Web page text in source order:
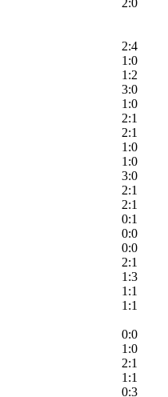
2:0
2:4
1:0
1:2
3:0
1:0
2:1
2:1
1:0
1:0
3:0
2:1
2:1
0:1
0:0
0:0
2:1
1:3
1:1
1:1
0:0
1:0
2:1
1:1
0:3